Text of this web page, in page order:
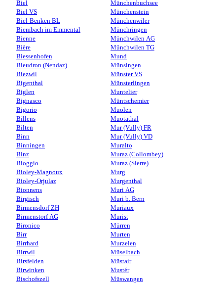
Biel
Biel VS
Biel-Benken BL
Biembach im Emmental
Bienne
Bière
Biessenhofen
Bieudron (Nendaz)
Biezwil
Bigenthal
Biglen
Bignasco
Bigorio
Billens
Bilten
Binn
Binningen
Binz
Bioggio
Bioley-Magnoux
Bioley-Orjulaz
Bionnens
Birgisch
Birmensdorf ZH
Birmenstorf AG
Bironico
Birr
Birrhard
Birrwil
Birsfelden
Birwinken
Bischofszell
Münchenbuchsee
Münchenstein
Münchenwiler
Münchringen
Münchwilen AG
Münchwilen TG
Mund
Münsingen
Münster VS
Münsterlingen
Muntelier
Müntschemier
Muolen
Muotathal
Mur (Vully) FR
Mur (Vully) VD
Muralto
Muraz (Collombey)
Muraz (Sierre)
Murg
Murgenthal
Muri AG
Muri b. Bern
Muriaux
Murist
Mürren
Murten
Murzelen
Müselbach
Müstair
Mustér
Müswangen